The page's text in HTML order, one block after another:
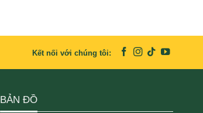
Kết nối với chúng tôi:
BẢN ĐỒ